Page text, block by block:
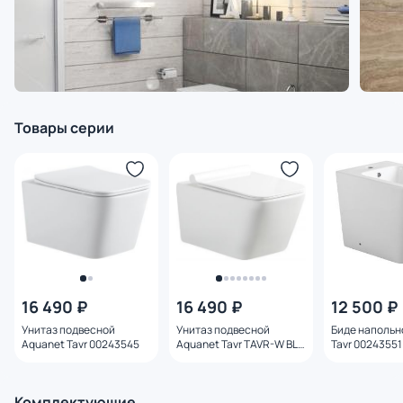
Товары серии
16 490 ₽
Унитаз подвесной
Aquanet Tavr 00243545
16 490 ₽
Унитаз подвесной
Aquanet Tavr TAVR-W BL-
12 500 ₽
Биде
Tavr 00243551